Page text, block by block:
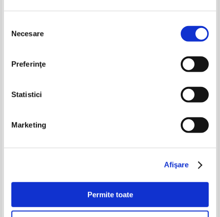
consimțământului
Necesare
Preferinţe
Statistici
Marketing
Afişare
Permite toate
Vi Keeland - Interzis
Pret:28,00 Lei
Sara Cate - Lauda-ma
Pret:32,00Lei 24,00 Lei